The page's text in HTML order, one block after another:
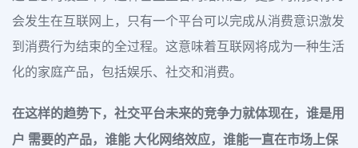
会发生在互联网上，只有一个平台可以完成从消费意识激发
到消费行为结束的全过程。这意味着互联网将成为一种生活
化的家庭产品，包括娱乐、社交和消费。
在这样的趋势下，社交平台未来的竞争力就体现在，谁是用
户 需要的产品，谁能 大化网络效应，谁能一直在市场上保